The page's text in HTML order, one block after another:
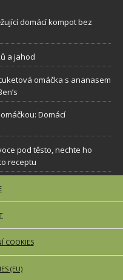
domácí kompot bez
a jahod
omáčka s ananasem
Domácí
pod těsto, nechte ho
receptu
COOKIES
(EU)